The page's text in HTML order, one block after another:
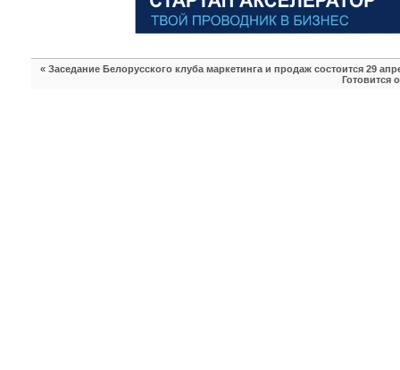
« Заседание Белорусского клуба маркетинга и продаж состоится 29
Готовится